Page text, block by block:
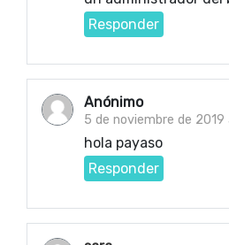
Responder
Anónimo
5 de noviembre de 2019
hola payaso
Responder